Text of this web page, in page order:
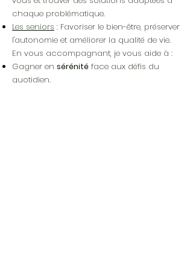
chaque problématique.
Les seniors : Favoriser le bien-être, préserver
l'autonomie et améliorer la qualité de vie.
En vous accompagnant, je vous aide à :
Gagner en sérénité face aux défis du
quotidien.